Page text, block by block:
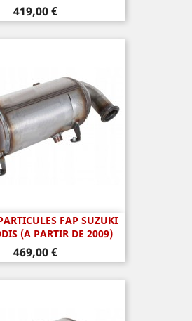
Prix
419,00 €
FAP SUZUKI
(A PARTIR DE 2009)
Prix
469,00 €